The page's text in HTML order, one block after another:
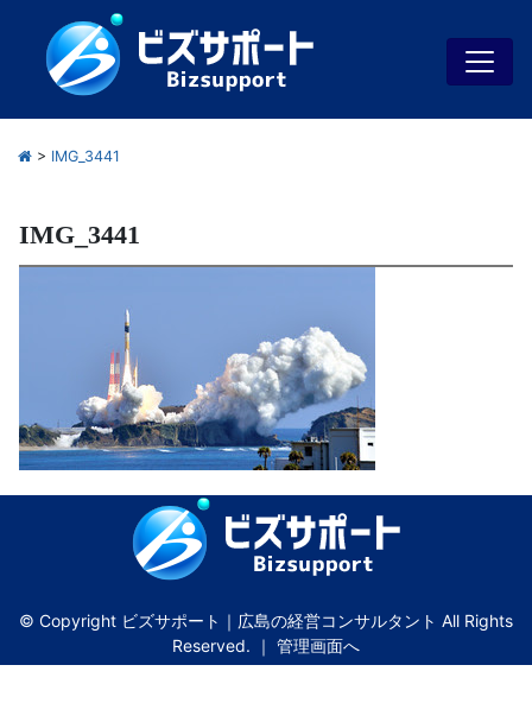
> IMG_3441
IMG_3441
© Copyright ビズサポート｜広島の経営コンサルタント All Rights
Reserved. ｜ 管理画面へ